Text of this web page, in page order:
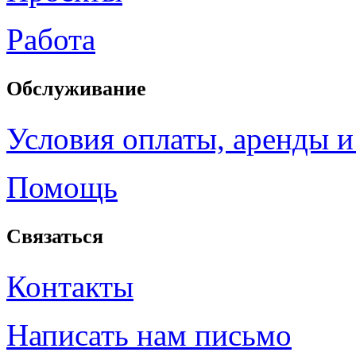
Работа
Обслуживание
Условия оплаты, аренды
Помощь
Связаться
Контакты
Написать нам письмо